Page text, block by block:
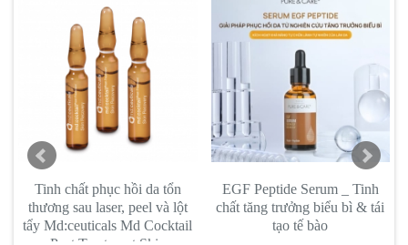
EGF Peptide Serum _ Tinh
tăng trưởng biểu bì & tái
tạo tế bào
Serum Phục Hồi Chuyên
Nghiệp Swissline Cell
Shock: Tái Tạo Da Hư Tổn